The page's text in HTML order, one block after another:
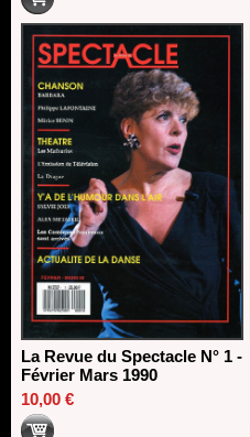
La Revue du Spectacle N° 1 -
Février Mars 1990
10,00 €